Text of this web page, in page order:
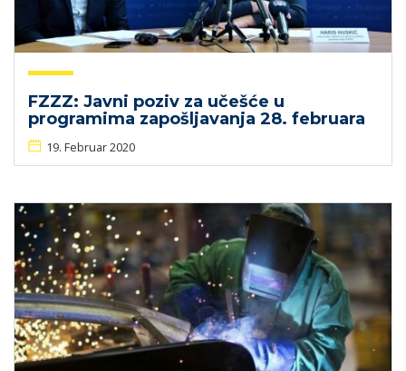
FZZZ: Javni poziv za učešće u
programima zapošljavanja 28. februara
19. Februar 2020